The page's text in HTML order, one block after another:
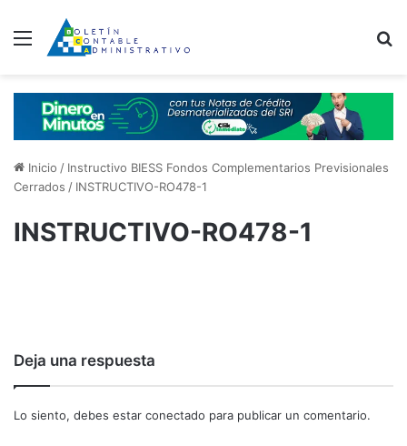
Menú
Inicio / Instructivo BIESS Fondos Complementarios Previsionales
Cerrados / INSTRUCTIVO-RO478-1
INSTRUCTIVO-RO478-1
Deja una respuesta
Lo siento, debes estar conectado para publicar un comentario.